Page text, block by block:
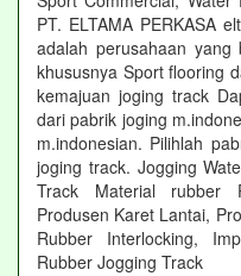
PT. ELTAMA PERKASA
adalah perusahaan
khususnya Sport flooring
kemajuan joging track
dari pabrik joging
m.indonesian. Pilihlah
joging track. Jogging
Track Material rubber
Produsen Karet Lantai,
Rubber Interlocking,
Rubber Jogging Track